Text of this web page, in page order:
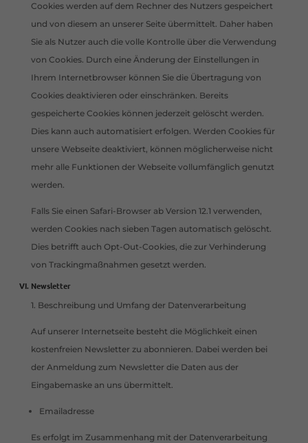
Cookies werden auf dem Rechner des Nutzers gespeichert
und von diesem an unserer Seite übermittelt. Daher haben
Sie als Nutzer auch die volle Kontrolle über die Verwendung
von Cookies. Durch eine Änderung der Einstellungen in
Ihrem Internetbrowser können Sie die Übertragung von
Cookies deaktivieren oder einschränken. Bereits
gespeicherte Cookies können jederzeit gelöscht werden.
Dies kann auch automatisiert erfolgen. Werden Cookies für
unsere Webseite deaktiviert, können möglicherweise nicht
mehr alle Funktionen der Webseite vollumfänglich genutzt
werden.
Falls Sie einen Safari-Browser ab Version 12.1 verwenden,
werden Cookies nach sieben Tagen automatisch gelöscht.
Dies betrifft auch Opt-Out-Cookies, die zur Verhinderung
von Trackingmaßnahmen gesetzt werden.
Newsletter
1. Beschreibung und Umfang der Datenverarbeitung
Auf unserer Internetseite besteht die Möglichkeit einen
kostenfreien Newsletter zu abonnieren. Dabei werden bei
der Anmeldung zum Newsletter die Daten aus der
Eingabemaske an uns übermittelt.
Emailadresse
Es erfolgt im Zusammenhang mit der Datenverarbeitung